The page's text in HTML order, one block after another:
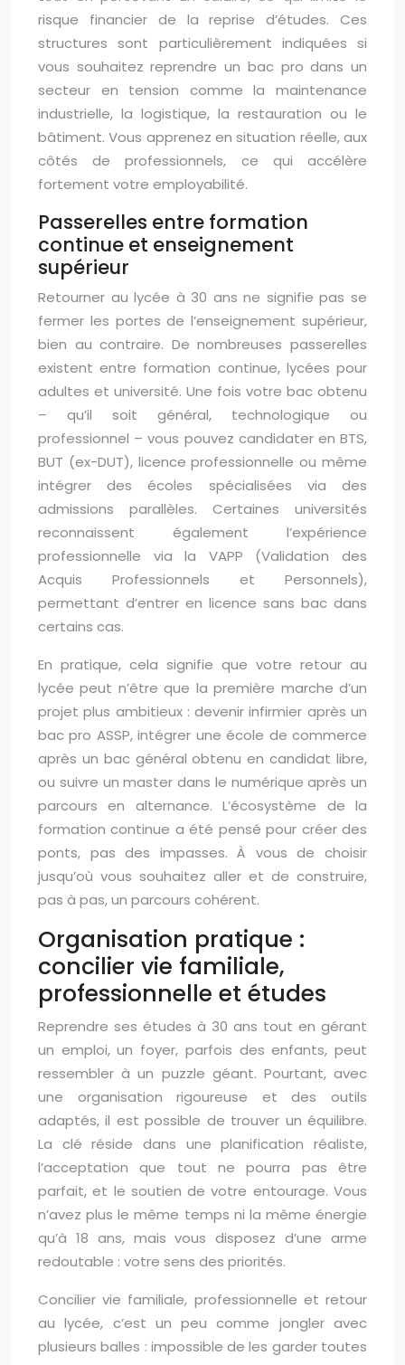
risque financier de la reprise d’études. Ces
structures sont particulièrement indiquées si
vous souhaitez reprendre un bac pro dans un
secteur en tension comme la maintenance
industrielle, la logistique, la restauration ou le
bâtiment. Vous apprenez en situation réelle, aux
côtés de professionnels, ce qui accélère
fortement votre employabilité.
Passerelles entre formation
continue et enseignement
supérieur
Retourner au lycée à 30 ans ne signifie pas se
fermer les portes de l’enseignement supérieur,
bien au contraire. De nombreuses passerelles
existent entre formation continue, lycées pour
adultes et université. Une fois votre bac obtenu
– qu’il soit général, technologique ou
professionnel – vous pouvez candidater en BTS,
BUT (ex-DUT), licence professionnelle ou même
intégrer des écoles spécialisées via des
admissions parallèles. Certaines universités
reconnaissent également l’expérience
professionnelle via la VAPP (Validation des
Acquis Professionnels et Personnels),
permettant d’entrer en licence sans bac dans
certains cas.
En pratique, cela signifie que votre retour au
lycée peut n’être que la première marche d’un
projet plus ambitieux : devenir infirmier après un
bac pro ASSP, intégrer une école de commerce
après un bac général obtenu en candidat libre,
ou suivre un master dans le numérique après un
parcours en alternance. L’écosystème de la
formation continue a été pensé pour créer des
ponts, pas des impasses. À vous de choisir
jusqu’où vous souhaitez aller et de construire,
pas à pas, un parcours cohérent.
Organisation pratique :
concilier vie familiale,
professionnelle et études
Reprendre ses études à 30 ans tout en gérant
un emploi, un foyer, parfois des enfants, peut
ressembler à un puzzle géant. Pourtant, avec
une organisation rigoureuse et des outils
adaptés, il est possible de trouver un équilibre.
La clé réside dans une planification réaliste,
l’acceptation que tout ne pourra pas être
parfait, et le soutien de votre entourage. Vous
n’avez plus le même temps ni la même énergie
qu’à 18 ans, mais vous disposez d’une arme
redoutable : votre sens des priorités.
Concilier vie familiale, professionnelle et retour
au lycée, c’est un peu comme jongler avec
plusieurs balles : impossible de les garder toutes